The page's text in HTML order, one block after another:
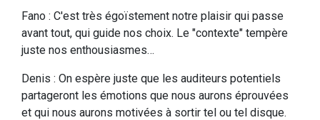
Fano : C'est très égoïstement notre plaisir qui passe
avant tout, qui guide nos choix. Le "contexte" tempère
juste nos enthousiasmes…
Denis : On espère juste que les auditeurs potentiels
partageront les émotions que nous aurons éprouvées
et qui nous aurons motivées à sortir tel ou tel disque.